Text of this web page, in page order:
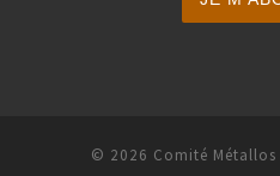
© 2026 Comité Métallos